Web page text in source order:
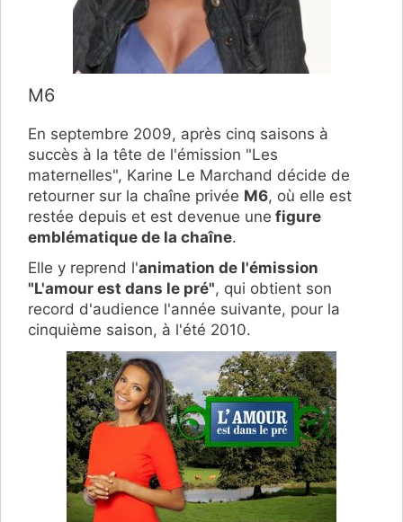
M6
En septembre 2009, après cinq saisons à
succès à la tête de l'émission "Les
maternelles", Karine Le Marchand décide de
retourner sur la chaîne privée M6, où elle est
restée depuis et est devenue une figure
emblématique de la chaîne.
Elle y reprend l'animation de l'émission
"L'amour est dans le pré", qui obtient son
record d'audience l'année suivante, pour la
cinquième saison, à l'été 2010.